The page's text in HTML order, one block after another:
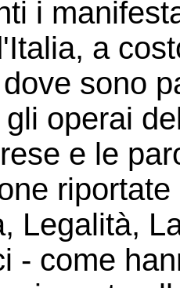
i
a
sono
operai
e le
Legalità,
- come